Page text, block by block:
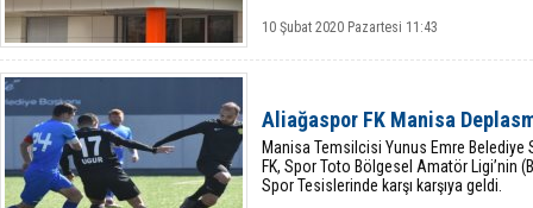
10 Şubat 2020 Pazartesi 11:43
Aliağaspor FK Manisa
Manisa Temsilcisi Yunus Emre
FK, Spor Toto Bölgesel Amatör Ligi’nin
Spor Tesislerinde karşı karşıya geldi.